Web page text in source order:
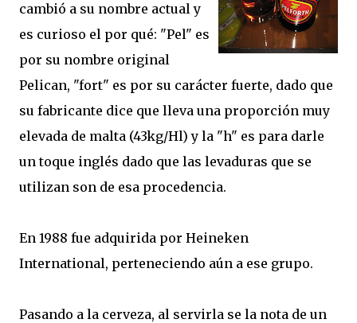
cambió a su nombre actual y
es curioso el por qué: "Pel" es
por su nombre original
Pelican, "fort" es por su carácter fuerte, dado que
su fabricante dice que lleva una proporción muy
elevada de malta (43kg/Hl) y la "h" es para darle
un toque inglés dado que las levaduras que se
utilizan son de esa procedencia.
En 1988 fue adquirida por Heineken
International, perteneciendo aún a ese grupo.
Pasando a la cerveza, al servirla se la nota de un